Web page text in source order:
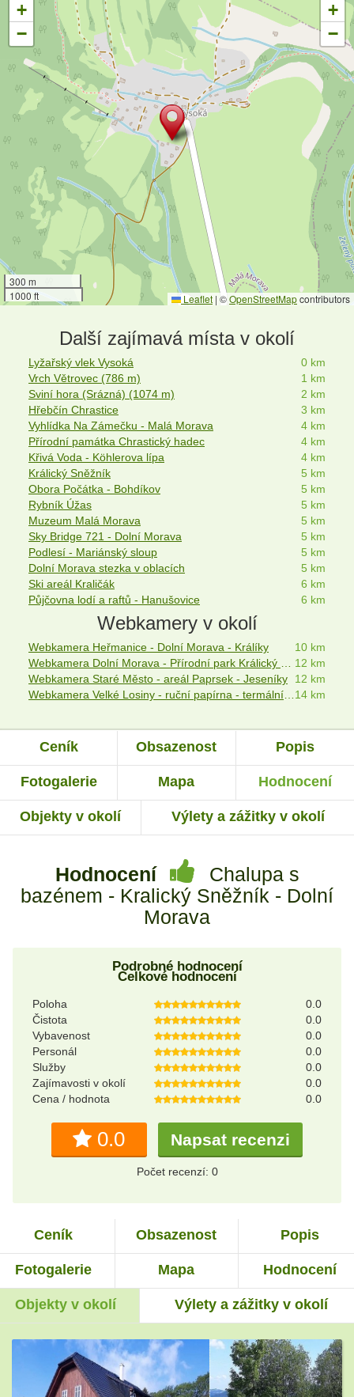
+
−
+
−
300 m
1000 ft
Leaflet | ©OpenStreetMapcontributors
Další zajímavá místa v okolí
Lyžařský vlek Vysoká
0 km
Vrch Větrovec (786 m)
1 km
Sviní hora (Srázná) (1074 m)
2 km
Hřebčín Chrastice
3 km
Vyhlídka Na Zámečku - Malá Morava
4 km
Přírodní památka Chrastický hadec
4 km
Křivá Voda - Köhlerova lípa
4 km
Králický Sněžník
5 km
Obora Počátka - Bohdíkov
5 km
Rybník Úžas
5 km
Muzeum Malá Morava
5 km
Sky Bridge 721 - Dolní Morava
5 km
Podlesí - Mariánský sloup
5 km
Dolní Morava stezka v oblacích
5 km
Ski areál Kraličák
6 km
Půjčovna lodí a raftů - Hanušovice
6 km
Webkamery v okolí
Webkamera Heřmanice - Dolní Morava - Králíky
10 km
12 km
Webkamera Staré Město - areál Paprsek - Jeseníky
12 km
14 km
Ceník Obsazenost Popis
Fotogalerie Mapa Hodnocení
Objekty v okolí Výlety a zážitky v okolí
Hodnocení
Chalupa s
bazénem - Kralický Sněžník - Dolní
Morava
Podrobné hodnocení
Celkové hodnocení
Poloha
0.0
Čistota
0.0
Vybavenost
0.0
Personál
0.0
Služby
0.0
Zajímavosti v okolí
0.0
Cena / hodnota
0.0
0.0 Napsat recenzi
Počet recenzí: 0
Ceník Obsazenost Popis
Fotogalerie Mapa Hodnocení
Objekty v okolí Výlety a zážitky v okolí